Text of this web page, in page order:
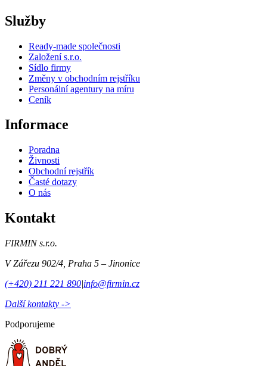
Služby
Ready-made společnosti
Založení s.r.o.
Sídlo firmy
Změny v obchodním rejstříku
Personální agentury na míru
Ceník
Informace
Poradna
Živnosti
Obchodní rejstřík
Časté dotazy
O nás
Kontakt
FIRMIN s.r.o.
V Zářezu 902/4 Praha 5 – Jinonice
(+420) 211 221 890|info@firmin.cz
Další kontakty ->
Podporujeme